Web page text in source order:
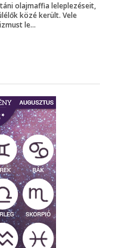
olajmaffia leleplezéseit,
közé került. Vele
le...